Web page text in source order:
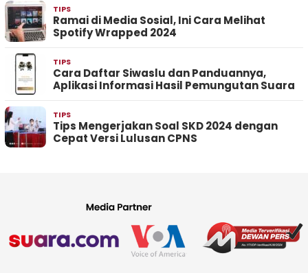
TIPS
Ramai di Media Sosial, Ini Cara Melihat
Spotify Wrapped 2024
TIPS
Cara Daftar Siwaslu dan Panduannya,
Aplikasi Informasi Hasil Pemungutan Suara
TIPS
Tips Mengerjakan Soal SKD 2024 dengan
Cepat Versi Lulusan CPNS